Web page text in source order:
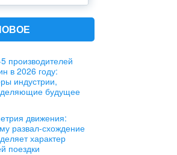
производителей
в 2026 году:
индустрии,
будущее
движения:
развал-схождение
характер
поездки